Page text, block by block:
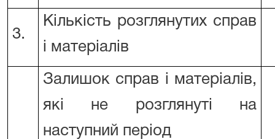
3.
Кількість розглянутих справ
і матеріалів
Залишок справ і матеріалів,
які не розглянуті на
наступний період